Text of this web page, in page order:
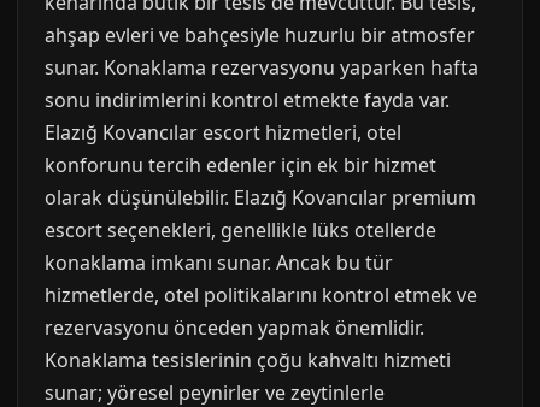
ahşap evleri ve bahçesiyle huzurlu bir atmosfer
sunar. Konaklama rezervasyonu yaparken hafta
sonu indirimlerini kontrol etmekte fayda var.
Elazığ Kovancılar escort hizmetleri, otel
konforunu tercih edenler için ek bir hizmet
olarak düşünülebilir. Elazığ Kovancılar premium
escort seçenekleri, genellikle lüks otellerde
konaklama imkanı sunar. Ancak bu tür
hizmetlerde, otel politikalarını kontrol etmek ve
rezervasyonu önceden yapmak önemlidir.
Konaklama tesislerinin çoğu kahvaltı hizmeti
sunar; yöresel peynirler ve zeytinlerle